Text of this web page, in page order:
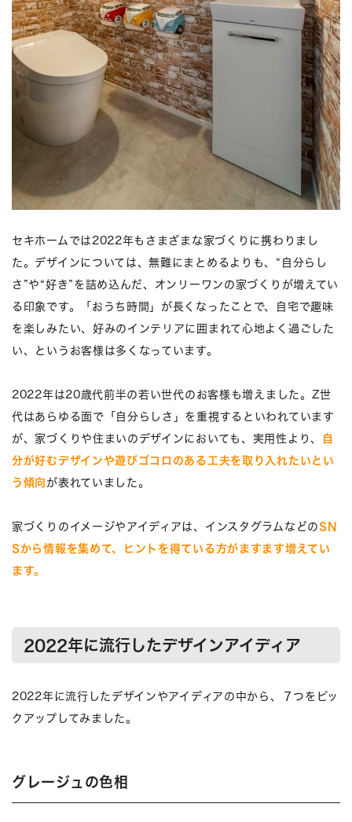
セキホームでは2022年もさまざまな家づくりに携わりまし
た。デザインについては、無難にまとめるよりも、“自分らし
さ”や“好き”を詰め込んだ、オンリーワンの家づくりが増えてい
る印象です。「おうち時間」が長くなったことで、自宅で趣味
を楽しみたい、好みのインテリアに囲まれて心地よく過ごした
い、というお客様は多くなっています。
2022年は20歳代前半の若い世代のお客様も増えました。Z世
代はあらゆる面で「自分らしさ」を重視するといわれています
が、家づくりや住まいのデザインにおいても、実用性より、
自
分が好むデザインや遊びゴコロのある工夫を取り入れたいとい
う傾向 が表れていました。
家づくりのイメージやアイディアは、インスタグラムなどのSN
Sから情報を集めて、ヒントを得ている方がますます増えてい
ます。
2022年に流行したデザインアイディア
2022年に流行したデザインやアイディアの中から、７つをピッ
クアップしてみました。
グレージュの色相